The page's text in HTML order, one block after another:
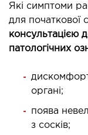
допомога
горла
Які симптоми
для початкової
консультацією
патологічних
органі;
поява
з сосків;